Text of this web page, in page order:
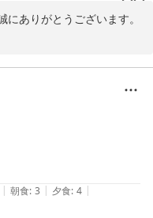
す。
ホテル
ありがとうございます。
感じられる部分がありなが
しました。
ールインクルーシブサー
何よりでございます。
ただけたとのこと、旅の
しい限りです。
にてお肌の変化も感じて
| 朝食: 3 | 夕食: 4 |